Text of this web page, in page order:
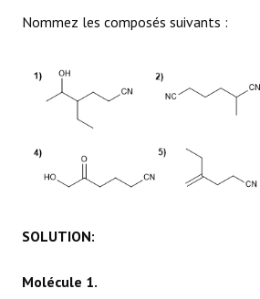
HÉTÉROCYCLES
LA SYNTHÈSE
SPECTROSCOPIE
RÉACTIONS
Nommez les composés suivants :
SOLUTION:
Molécule 1.